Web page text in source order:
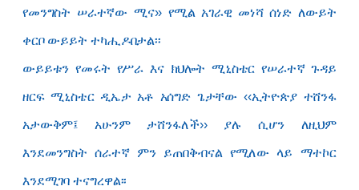
የመንግስት ሠራተኛው ሚና›› የሚል አገራዊ መነሻ ሰነድ ለውይት
ቀርቦ ውይይት ተካሒዶበታል፡፡
ውይይቱን የመሩት የሥራ እና ክህሎት ሚኒስቴር የሠራተኛ ጉዳይ
ዘርፍ ሚኒስቴር ዲኤታ አቶ አሰግድ ጌታቸው ‹‹ኢትዮጵያ ተሸንፋ
አታውቅም፤ አሁንም ታሸንፋለች›› ያሉ ሲሆን ለዚህም
እንደመንግስት ሰራተኛ ምን ይጠበቅብናል የሚለው ላይ ማተኮር
እንደሚገባ ተናግረዋል፡፡